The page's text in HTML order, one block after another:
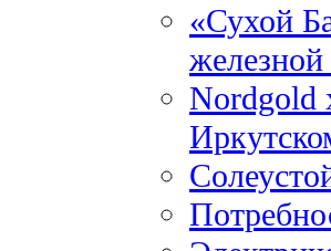
«Сухой
Nordgold